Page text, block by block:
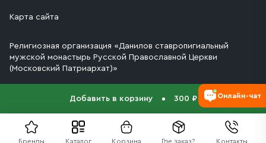
Бренды Каталог Корзина Где заказ? Контакты
Добавить в корзину 300 ₽
Карта сайта
Религиозная организация «Данилов ставропигиальный
мужской монастырь Русской Православной Церкви
(Московский Патриархат)»
Онлайн-чат